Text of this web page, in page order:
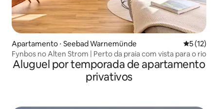
Apartamento ⋅ Seebad Warnemünde 5 de uma
5 (12)
Fynbos no Alten Strom | Perto da praia com vista para o rio
Aluguel por temporada de apartamento
privativos